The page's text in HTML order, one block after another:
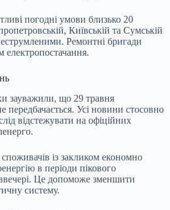
погодні умови близько 20
Київській та Сумській
Ремонтні бригади
електропостачання.
зауважили, що 29 травня
передбачається. Усі новини стосовно
відстежувати на офіційних
із закликом економно
в періоди пікового
Це допоможе зменшити
систему.